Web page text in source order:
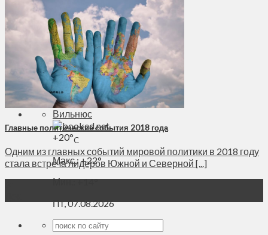
Выборы
Агроновости
Едим дома
Ищу семью
Духовное пространство
Спорт
Технологии
Энергетика
Вильнюс
+20°C
Макс.:+22°
Мин.:+14°
Пт, 07.08.2026
Главные политические события 2018 года
Одним из главных событий мировой политики в 2018 году
стала встреча лидеров Южной и Северной [...]